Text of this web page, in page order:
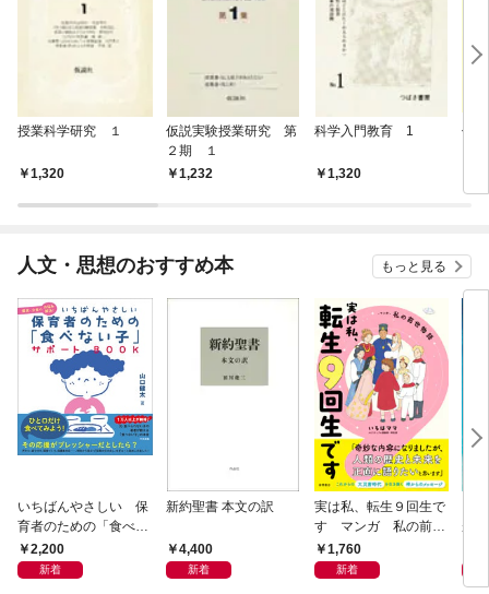
授業科学研究 １
1,320
仮説実験授業研究 第
２期 １
1,232
科学入門教育 1
1,320
仮
人文・思想のおすすめ本 もっと見る
いちばんやさしい 保
育者のための「食べな
い子」サポートＢＯＯ
Ｋ 偏食・少食のお悩
2,200
新着
新約聖書 本文の訳
4,400
新着
実は私、転生９回生で
す マンガ 私の前世
物語1,760
新着
が